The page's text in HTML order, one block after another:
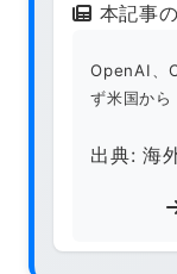
本記事
OpenAI、
ず米国から
出典: 海